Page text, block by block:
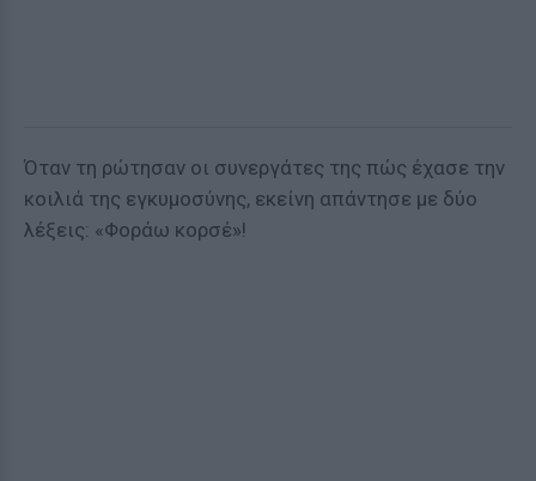
Όταν τη ρώτησαν οι συνεργάτες της πώς έχασε την
κοιλιά της εγκυμοσύνης, εκείνη απάντησε με δύο
λέξεις: «Φοράω κορσέ»!